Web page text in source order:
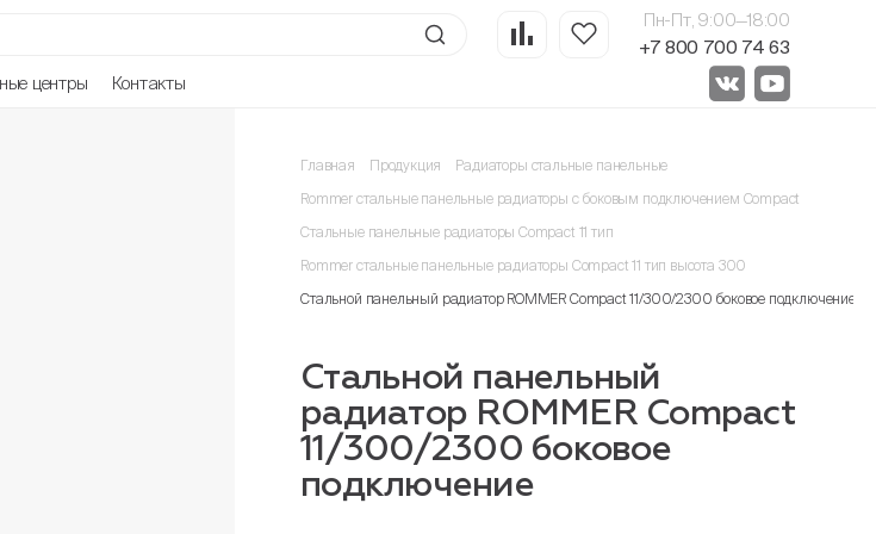
Пн-Пт, 9:00—18:00
+7 800 700 74 63
центры Контакты
Главная Продукция Радиаторы стальные панельные
Rommer стальные панельные радиаторы с боковым подключением Compact
Стальные панельные радиаторы Compact 11 тип
Rommer стальные панельные радиаторы Compact 11 тип высота 300
Стальной панельный радиатор ROMMER Compact 11/300/2300 боковое подключение
Стальной панельный
радиатор ROMMER Compact
11/300/2300 боковое
подключение